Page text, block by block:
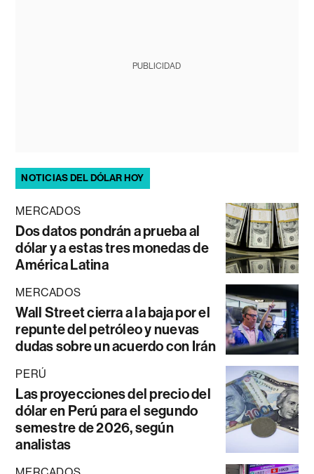
PUBLICIDAD
NOTICIAS DEL DÓLAR HOY
MERCADOS
Dos datos pondrán a prueba al
dólar y a estas tres monedas de
América Latina
MERCADOS
Wall Street cierra a la baja por el
repunte del petróleo y nuevas
dudas sobre un acuerdo con Irán
PERÚ
Las proyecciones del precio del
dólar en Perú para el segundo
semestre de 2026, según
analistas